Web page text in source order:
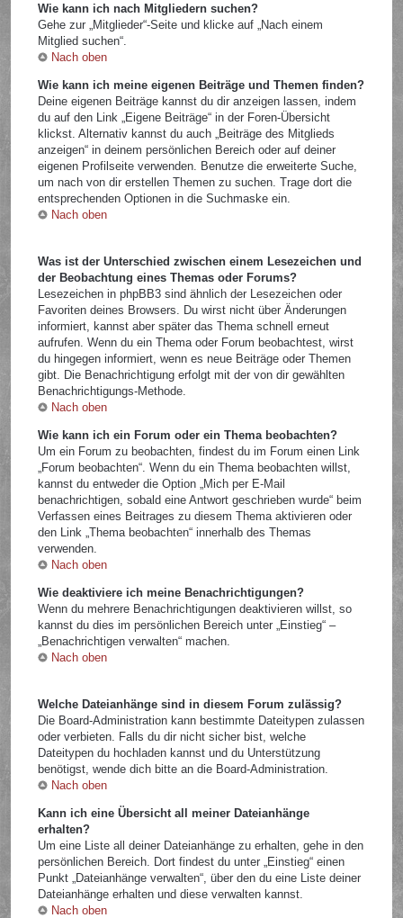
Wie kann ich nach Mitgliedern suchen?
Gehe zur „Mitglieder“-Seite und klicke auf „Nach einem
Mitglied suchen“.
Nach oben
Wie kann ich meine eigenen Beiträge und Themen finden?
Deine eigenen Beiträge kannst du dir anzeigen lassen, indem
du auf den Link „Eigene Beiträge“ in der Foren-Übersicht
klickst. Alternativ kannst du auch „Beiträge des Mitglieds
anzeigen“ in deinem persönlichen Bereich oder auf deiner
eigenen Profilseite verwenden. Benutze die erweiterte Suche,
um nach von dir erstellen Themen zu suchen. Trage dort die
entsprechenden Optionen in die Suchmaske ein.
Nach oben
Was ist der Unterschied zwischen einem Lesezeichen und
der Beobachtung eines Themas oder Forums?
Lesezeichen in phpBB3 sind ähnlich der Lesezeichen oder
Favoriten deines Browsers. Du wirst nicht über Änderungen
informiert, kannst aber später das Thema schnell erneut
aufrufen. Wenn du ein Thema oder Forum beobachtest, wirst
du hingegen informiert, wenn es neue Beiträge oder Themen
gibt. Die Benachrichtigung erfolgt mit der von dir gewählten
Benachrichtigungs-Methode.
Nach oben
Wie kann ich ein Forum oder ein Thema beobachten?
Um ein Forum zu beobachten, findest du im Forum einen Link
„Forum beobachten“. Wenn du ein Thema beobachten willst,
kannst du entweder die Option „Mich per E-Mail
benachrichtigen, sobald eine Antwort geschrieben wurde“ beim
Verfassen eines Beitrages zu diesem Thema aktivieren oder
den Link „Thema beobachten“ innerhalb des Themas
verwenden.
Nach oben
Wie deaktiviere ich meine Benachrichtigungen?
Wenn du mehrere Benachrichtigungen deaktivieren willst, so
kannst du dies im persönlichen Bereich unter „Einstieg“ –
„Benachrichtigen verwalten“ machen.
Nach oben
Welche Dateianhänge sind in diesem Forum zulässig?
Die Board-Administration kann bestimmte Dateitypen zulassen
oder verbieten. Falls du dir nicht sicher bist, welche
Dateitypen du hochladen kannst und du Unterstützung
benötigst, wende dich bitte an die Board-Administration.
Nach oben
Kann ich eine Übersicht all meiner Dateianhänge
erhalten?
Um eine Liste all deiner Dateianhänge zu erhalten, gehe in den
persönlichen Bereich. Dort findest du unter „Einstieg“ einen
Punkt „Dateianhänge verwalten“, über den du eine Liste deiner
Dateianhänge erhalten und diese verwalten kannst.
Nach oben